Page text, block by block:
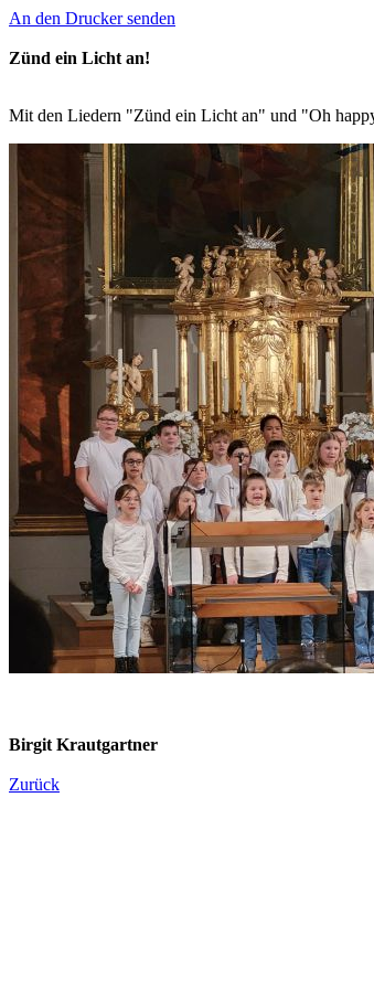
An den Drucker senden
Zünd ein Licht an!
Mit den Liedern "Zünd ein Licht an" und "Oh
Birgit Krautgartner
Zurück